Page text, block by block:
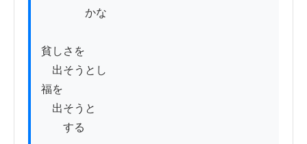
かな
貧しさを
出そうとし
福を
出そうと
する